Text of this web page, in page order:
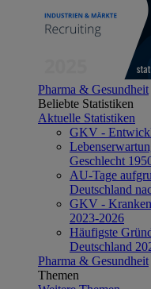
Pharma & Gesundheit
Beliebte Statistiken
Aktuelle Statistiken
GKV -
Geschlecht
AU-Tage
Deutschland
GKV -
2023-2026
Häufigste
Deutschland
Pharma & Gesundheit
Themen